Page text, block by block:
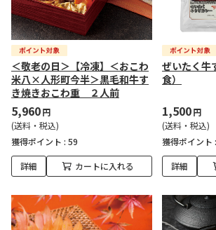
＜敬老の日＞【冷凍】＜おこわ
米八×人形町今半＞黒毛和牛す
き焼きおこわ重 ２人前
5,960円
(送料・税込)
獲得ポイント : 59
詳細 カートに入れる
ぜいたく
食）
1,500円
(送料・税込)
獲得ポイント :
詳細